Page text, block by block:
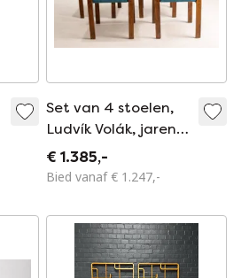
Set van 4 stoelen,
Ludvík Volák, jaren
60-70,
Tsjechoslowakije
€ 1.385,-
Bied vanaf € 1.247,-